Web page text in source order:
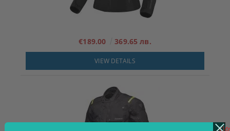
€189.00 369.65 лв.
VIEW DETAILS